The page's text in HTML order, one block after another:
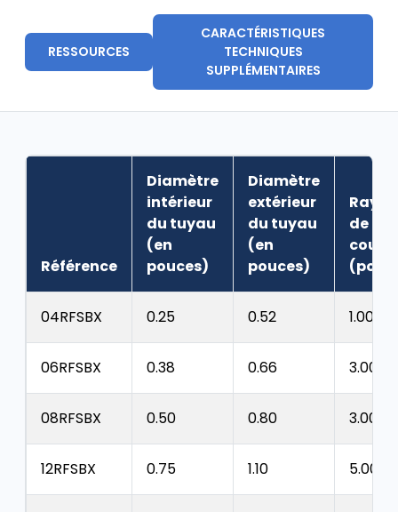
RESSOURCES
CARACTÉRISTIQUES
TECHNIQUES
SUPPLÉMENTAIRES
Référence
Diamètre
intérieur
du tuyau
(en
pouces)
Diamètre
extérieur
du tuyau
(en
pouces)
Rayon
de
04RFSBX 0.25 0.52 1.00
06RFSBX 0.38 0.66 3.00
08RFSBX 0.50 0.80 3.00
12RFSBX 0.75 1.10 5.00